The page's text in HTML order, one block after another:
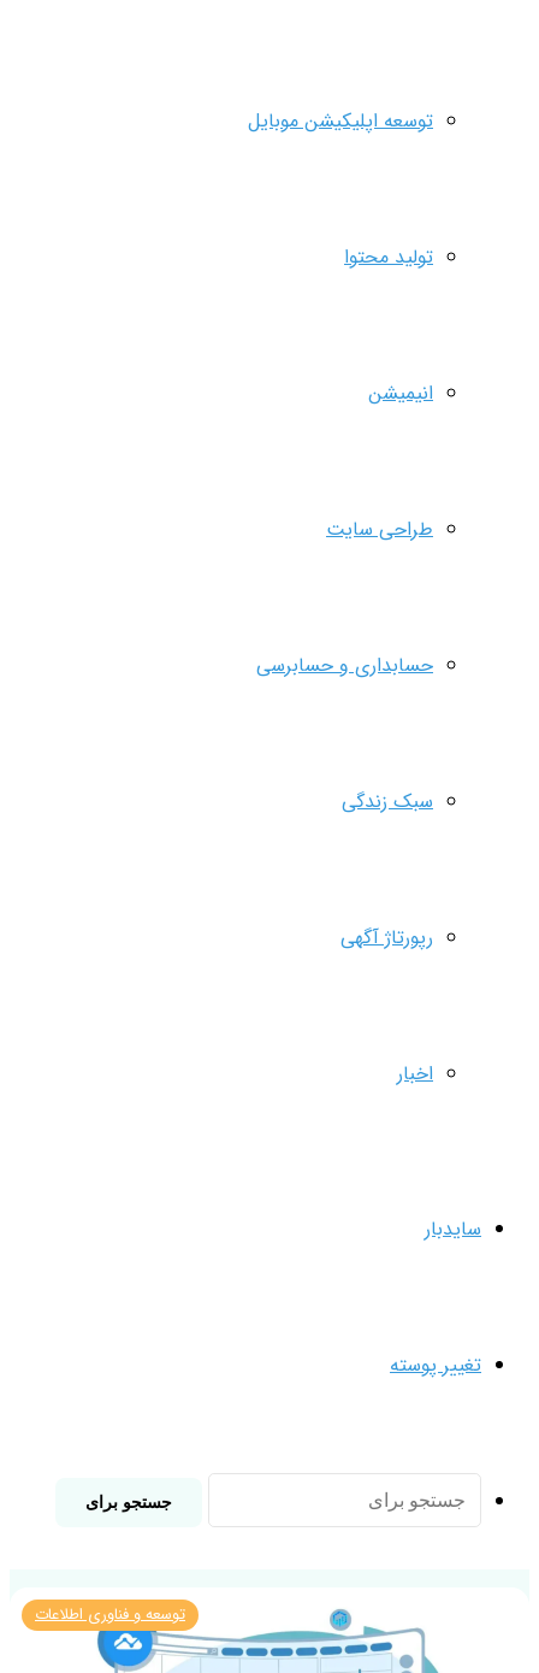
توسعه اپلیکیشن موبایل
تولید محتوا
انیمیشن
طراحی سایت
حسابداری و حسابرسی
سبک زندگی
رپورتاژ آگهی
اخبار
سایدبار
تغییر پوسته
جستجو برای
توسعه و فناوری اطلاعات